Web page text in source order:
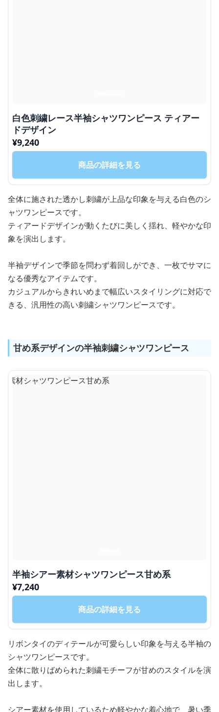
白色刺繍レース半袖シャツワンピース ティアー
ドデザイン
¥9,240
商品の詳細を見る
全体に施された透かし刺繍が上品な印象を与える白色のシ
ャツワンピースです。
ティアードデザインが動くたびに美しく揺れ、軽やかな印
象を演出します。
半袖デザインで季節を問わず着回しができ、一枚でサマに
なる優秀なアイテムです。
カジュアルからきれいめまで幅広いスタイリングに対応で
きる、汎用性の高い刺繍シャツワンピースです。
甘め系デザインの半袖刺繍シャツワンピース
半袖シアー素材シャツワンピース甘め系
¥7,240
商品の詳細を見る
リボンタイのディテールが可愛らしい印象を与える半袖の
シャツワンピースです。
全体に散りばめられた刺繍モチーフが甘めのスタイルを演
出します。
シアー素材を使用しているため軽やかな着心地で、暑い季